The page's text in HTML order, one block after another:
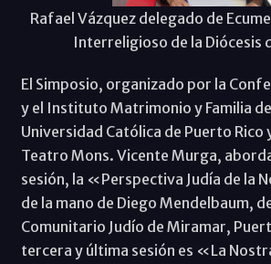
Rafael Vázquez delegado de
Interreligioso de la Diócesis
El Simposio, organizado por la
y el Instituto Matrimonio y Familia
Universidad Católica de Puerto Rico
Teatro Mons. Vicente Murga,
sesión, la «Perspectiva Judía de la
de la mano de Diego Mendelbaum,
Comunitario Judío de Miramar,
tercera y última sesión es «La